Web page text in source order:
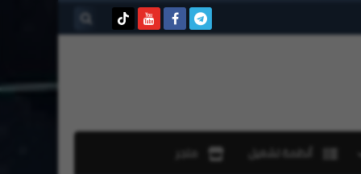
أنظمة تشغيل متجر